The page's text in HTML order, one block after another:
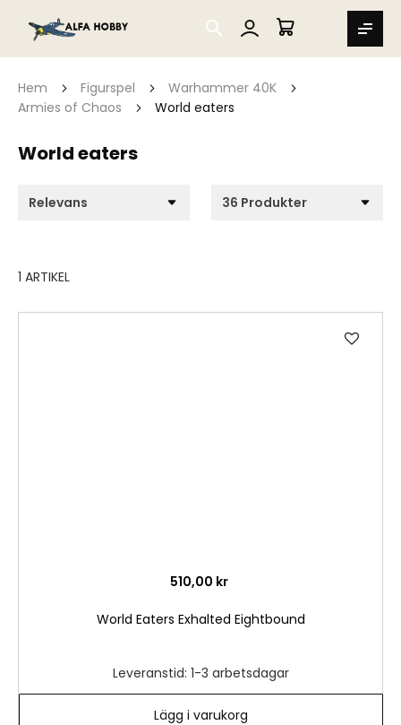
SEARCH
MIN VARUKORG
Hem Figurspel
Warhammer 40K
Armies of Chaos
World eaters
World eaters
1 ARTIKEL
510,00 kr
World Eaters Exhalted Eightbound
Leveranstid: 1-3 arbetsdagar
Lägg i varukorg